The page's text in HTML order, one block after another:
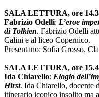
SALA LETTURA, ore
Fabrizio Odelli: L’eroe
di Tolkien. Fabrizio Odelli
Calini e al liceo Copernico.
Presentano: Sofia Grosso,
SALA LETTURA, ore
Ida Chiarello: Elogio
Hirst. Ida Chiarello, docente
itinerario iconico insolito ma